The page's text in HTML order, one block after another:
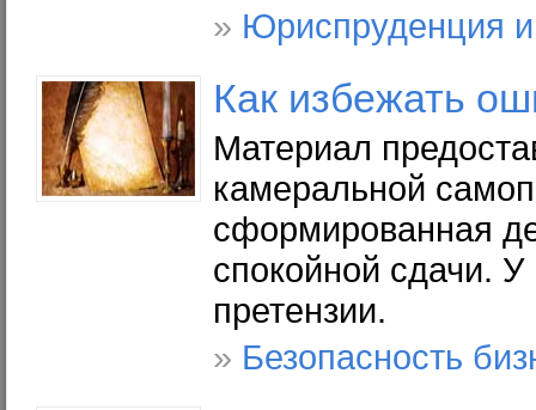
» Юриспруденция
Как избежать
Материал
камеральной
сформированная
спокойной сдачи. У
претензии.
» Безопасность